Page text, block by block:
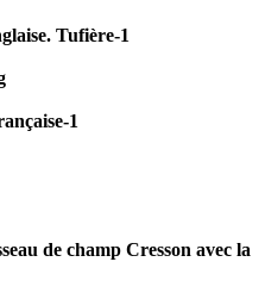
Tufière-1
1
de champ Cresson avec la